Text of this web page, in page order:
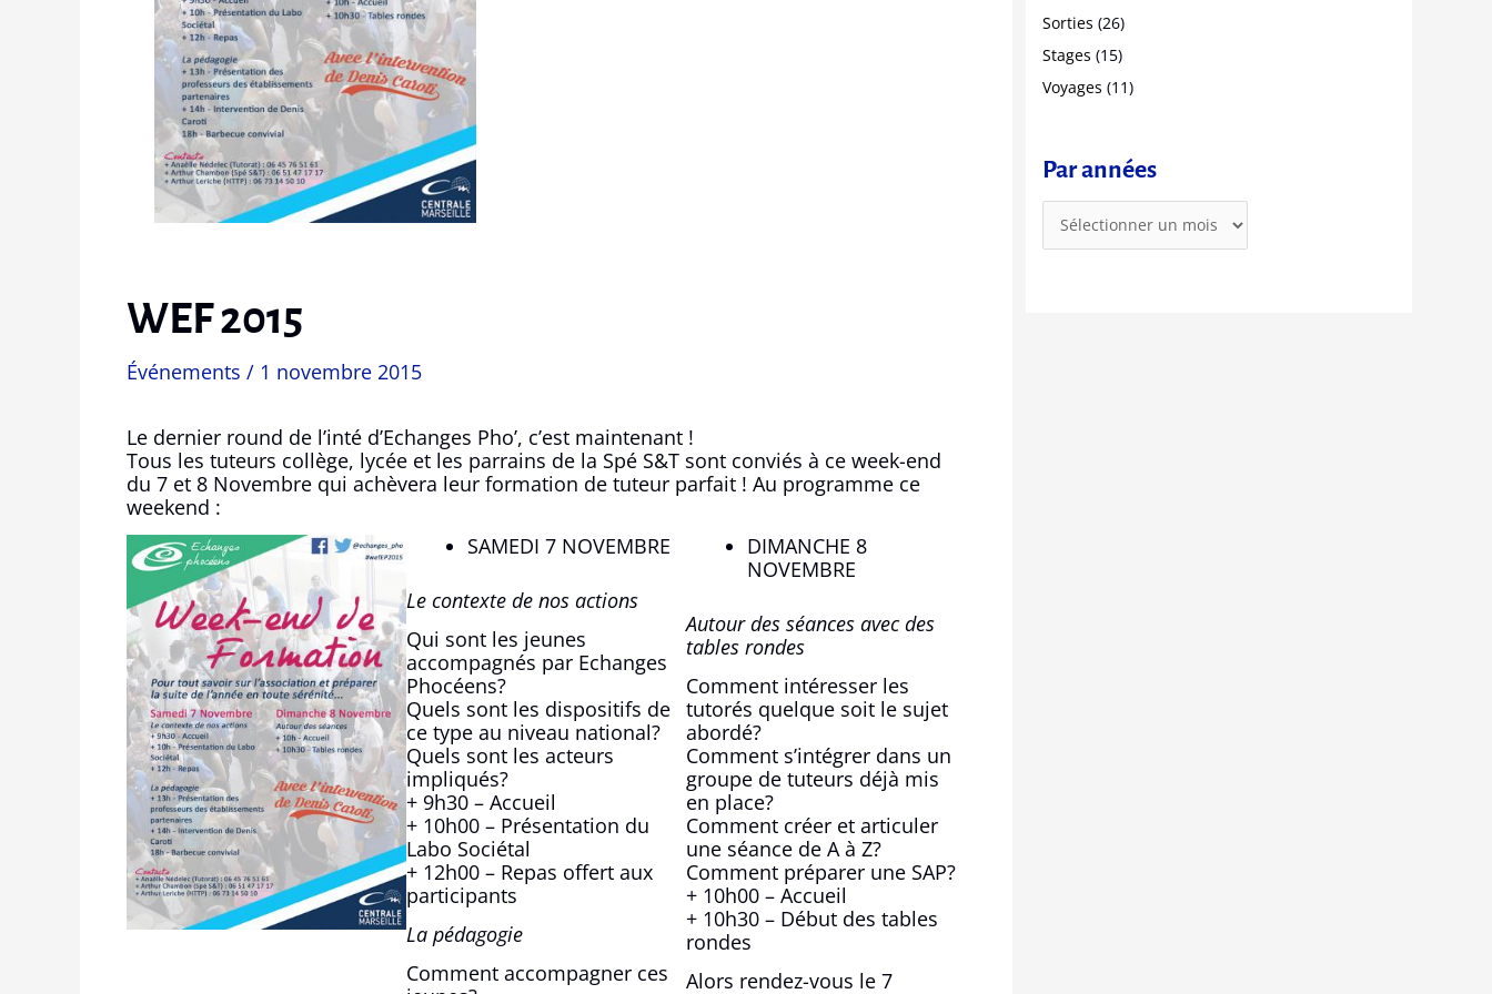
WEF 2015
Événements / 1 novembre 2015
Le dernier round de l’inté d’Echanges Pho’, c’est maintenant !
Tous les tuteurs collège, lycée et les parrains de la Spé S&T sont conviés à ce week-end
du 7 et 8 Novembre qui achèvera leur formation de tuteur parfait ! Au programme ce
weekend :
SAMEDI 7 NOVEMBRE
Le contexte de nos actions
Qui sont les jeunes
accompagnés par Echanges
Phocéens?
Quels sont les dispositifs de
ce type au niveau national?
Quels sont les acteurs
impliqués?
+ 9h30 – Accueil
+ 10h00 – Présentation du
Labo Sociétal
+ 12h00 – Repas offert aux
participants
La pédagogie
Comment accompagner ces
DIMANCHE 8
NOVEMBRE
Autour des séances avec des
tables rondes
Comment intéresser les
tutorés quelque soit le sujet
abordé?
Comment s’intégrer dans un
groupe de tuteurs déjà mis
en place?
Comment créer et articuler
une séance de A à Z?
Comment préparer une SAP?
+ 10h00 – Accueil
+ 10h30 – Début des tables
rondes
Alors rendez-vous le 7
:
Sorties (26)
Stages (15)
Voyages (11)
Par années